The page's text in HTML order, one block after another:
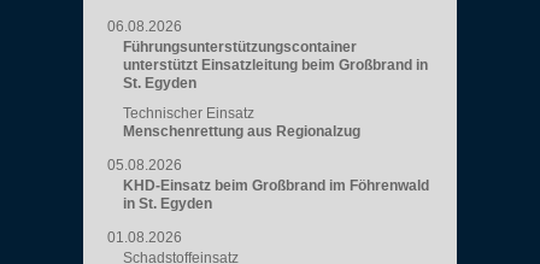
06.08.2026
Führungsunterstützungscontainer
unterstützt Einsatzleitung beim Großbrand in
St. Egyden
Technischer Einsatz
Menschenrettung aus Regionalzug
05.08.2026
KHD-Einsatz beim Großbrand im Föhrenwald
in St. Egyden
01.08.2026
Schadstoffeinsatz